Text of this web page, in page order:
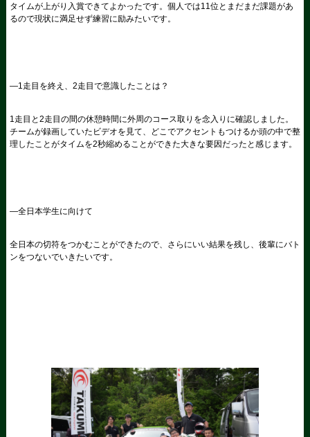
タイムが上がり入賞できてよかったです。個人では11位とまだまだ課題があ
るので現状に満足せず練習に励みたいです。
―1 走目を終え、 2走目で意識したことは？
1走目と2走目の間の休憩時間に外周のコース取りを念入りに確認しました。
チームが録画していたビデオを見て、どこでアクセントもつけるか頭の中で整
理したことがタイムを2秒縮めることができた大きな要因だったと感じます。
―全日本学生に向けて
全日本の切符をつかむことができたので、さらにいい結果を残し、後輩にバト
ンをつないでいきたいです。